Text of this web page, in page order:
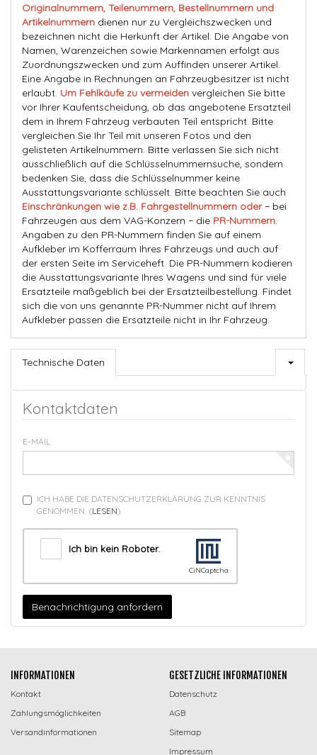
Originalnummern, Teilenummern, Bestellnummern und
Artikelnummern dienen nur zu Vergleichszwecken und
bezeichnen nicht die Herkunft der Artikel. Die Angabe von
Namen, Warenzeichen sowie Markennamen erfolgt aus
Zuordnungszwecken und zum Auffinden unserer Artikel.
Eine Angabe in Rechnungen an Fahrzeugbesitzer ist nicht
erlaubt. Um Fehlkäufe zu vermeiden vergleichen Sie bitte
vor Ihrer Kaufentscheidung, ob das angebotene Ersatzteil
dem in Ihrem Fahrzeug verbauten Teil entspricht. Bitte
vergleichen Sie Ihr Teil mit unseren Fotos und den
gelisteten Artikelnummern. Bitte verlassen Sie sich nicht
ausschließlich auf die Schlüsselnummernsuche, sondern
bedenken Sie, dass die Schlüsselnummer keine
Ausstattungsvariante schlüsselt. Bitte beachten Sie auch
Einschränkungen wie z.B. Fahrgestellnummern oder− bei
Fahrzeugen aus dem VAG-Konzern − die PR-Nummern
Angaben zu den PR-Nummern finden Sie auf einem
Aufkleber im Kofferraum Ihres Fahrzeugs und auch auf
der ersten Seite im Serviceheft. Die PR-Nummern kodieren
die Ausstattungsvariante Ihres Wagens und sind für viele
Ersatzteile maßgeblich bei der Ersatzteilbestellung. Findet
sich die von uns genannte PR-Nummer nicht auf Ihrem
Aufkleber passen die Ersatzteile nicht in Ihr Fahrzeug.
Technische Daten
Kontaktdaten
E-MAIL
ICH HABE DIE DATENSCHUTZERKLÄRUNG ZUR KENNTNIS
GENOMMEN. (LESEN)
Ich bin kein Roboter.
CiNCaptcha
Benachrichtigung anfordern
INFORMATIONEN
Kontakt
Zahlungsmöglichkeiten
Versandinformationen
GESETZLICHE INFORMATIONEN
Datenschutz
AGB
Sitemap
Impressum